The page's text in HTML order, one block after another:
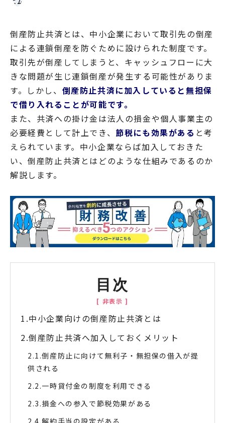
倒産防止共済とは、中小企業において取引先の倒産
による連鎖倒産を防ぐために設けられた制度です。
取引先が倒産してしまうと、キャッシュフローに大
きな問題が生じ連鎖倒産が発生する可能性がありま
す。しかし、 倒産防止共済に加入していると無担保
で借り入れることが可能です。
また、共済への掛け金は法人の損金や個人事業主の
必要経費として計上でき、 節税にも効果がある と考
えられています。中小企業ならば加入しておきた
い、倒産防止共済とはどのような仕組みであるのか
解説します。
目次
中小企業向けの倒産防止共済とは
倒産防止共済へ加入しておくメリット
倒産防止に向けて無利子・無担保の借入が提
供される
一時貸付金の制度を利用できる
損金への参入で節税効果がある
解約手当の設定がある